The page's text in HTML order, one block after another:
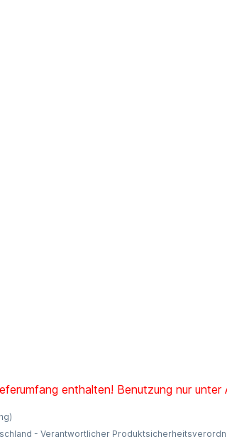
enthalten! Benutzung nur unter
- Verantwortlicher